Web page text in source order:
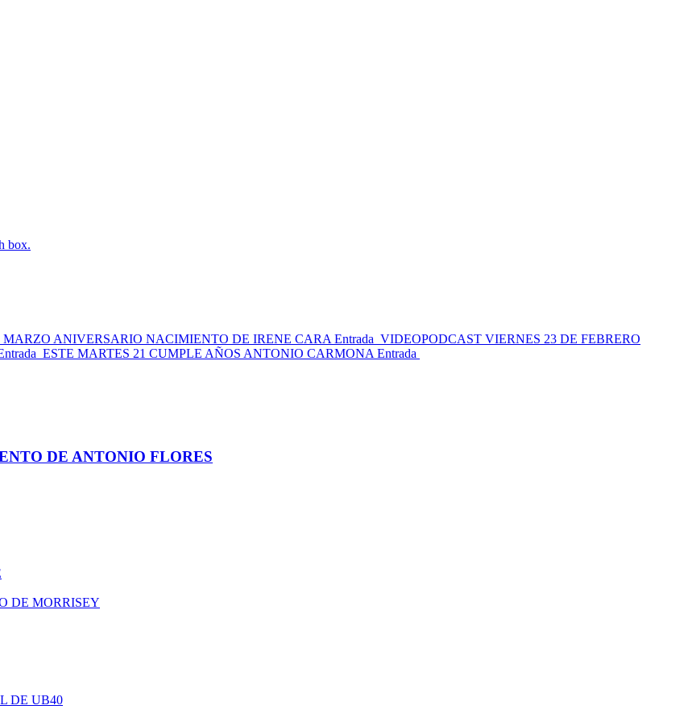
box.
MARZO ANIVERSARIO NACIMIENTO DE IRENE CARA Entrada VIDEOPODCAST VIERNES 23 DE FEBRERO
ESTE MARTES 21 CUMPLE AÑOS ANTONIO CARMONA Entrada
DE ANTONIO FLORES
DE MORRISEY
DE UB40